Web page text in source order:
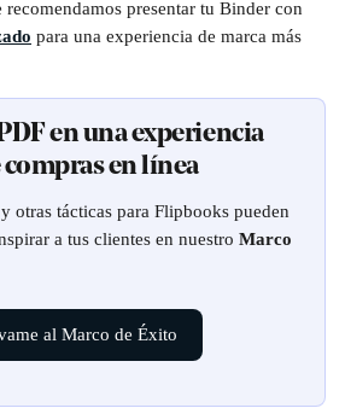
recomendamos presentar tu Binder con
para una experiencia de marca más
en una experiencia
en línea
otras tácticas para Flipbooks pueden
a tus clientes en nuestro Marco
al Marco de Éxito